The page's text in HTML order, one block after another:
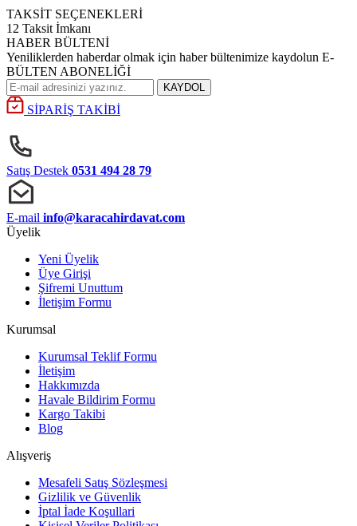
TAKSİT SEÇENEKLERİ
12 Taksit İmkanı
HABER BÜLTENİ
Yeniliklerden haberdar olmak için haber bültenimize kaydolun E-
BÜLTEN ABONELİĞİ
KAYDOL
SİPARİŞ TAKİBİ
Satış Destek 0531 494 28 79
E-mail info@karacahirdavat.com
Üyelik
Yeni Üyelik
Üye Girişi
Şifremi Unuttum
İletişim Formu
Kurumsal
Kurumsal Teklif Formu
İletişim
Hakkımızda
Havale Bildirim Formu
Kargo Takibi
Blog
Alışveriş
Mesafeli Satış Sözleşmesi
Gizlilik ve Güvenlik
İptal İade Koşullari